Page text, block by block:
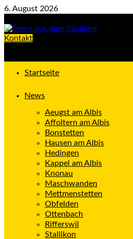
Zum
springen
6. August 2026
Kontakt
Startseite
News
Aeugst am Albis
Affoltern am Albis
Bonstetten
Hausen am Albis
Hedingen
Kappel am Albis
Knonau
Maschwanden
Mettmenstetten
Obfelden
Ottenbach
Rifferswil
Stallikon